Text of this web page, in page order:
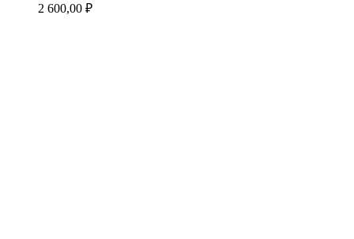
2 600,00 ₽